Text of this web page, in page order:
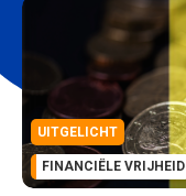
UITGELICHT
FINANCIËLE VRIJHEID